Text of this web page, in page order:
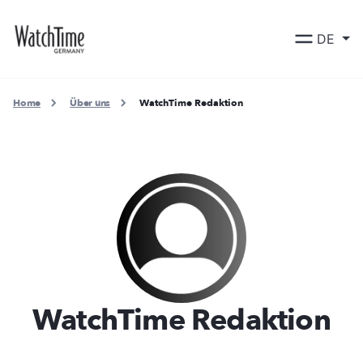
DE
Home Über uns WatchTime Redaktion
WatchTime Redaktion